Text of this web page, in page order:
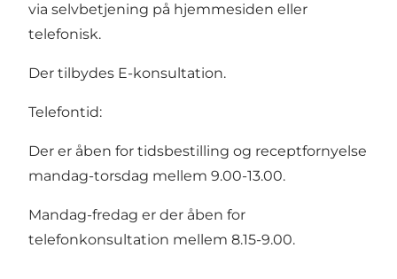
via selvbetjening på hjemmesiden eller
telefonisk.
Der tilbydes E-konsultation.
Telefontid:
Der er åben for tidsbestilling og receptfornyelse
mandag-torsdag mellem 9.00-13.00.
Mandag-fredag er der åben for
telefonkonsultation mellem 8.15-9.00.